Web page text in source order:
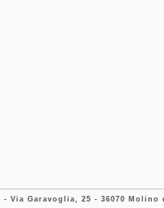
- Via Garavoglia, 25 - 36070 Molino